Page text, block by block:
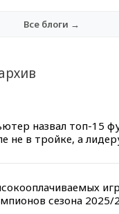
Все блоги →
назвал топ-15
не в тройке, а
сезона 2025/